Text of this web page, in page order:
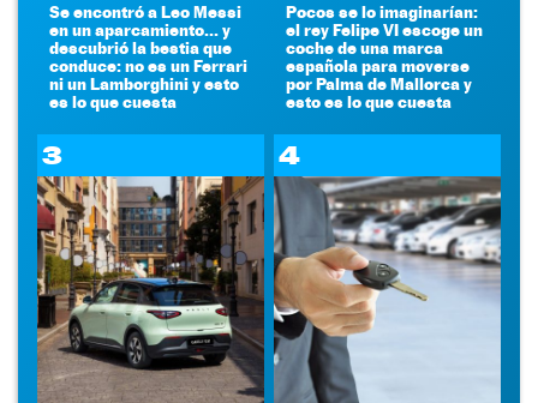
Se encontró a Leo Messi
en un aparcamiento... y
descubrió la bestia que
conduce: no es un Ferrari
ni un Lamborghini y esto
es lo que cuesta
Pocos se lo imaginarían:
el rey Felipe VI escoge un
coche de una marca
española para moverse
por Palma de Mallorca y
esto es lo que cuesta
3 4